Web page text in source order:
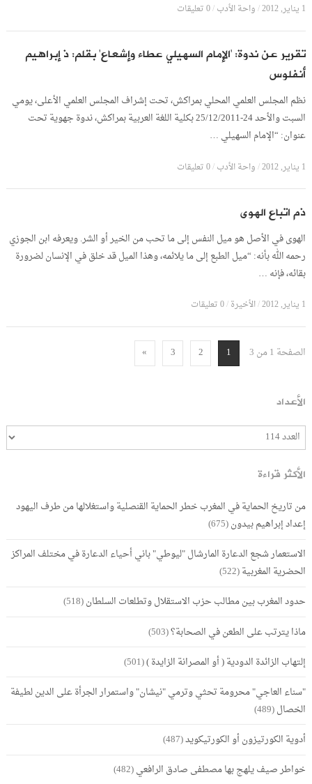
1 يناير, 2012 /واحة الأدب/0 تعليقات
تقرير عن ندوة: ‘الإمام السهيلي عطاء وإشعاع’ بقلم: ذ إبراهيم
أنفلوس
نظم المجلس العلمي المحلي بمراكش، تحت إشراف المجلس العلمي الأعلى، يومي
السبت والأحد 24-25/12/2011 بكلية اللغة العربية بمراكش، ندوة جهوية تحت
عنوان: “الإمام السهيلي …
1 يناير, 2012 /واحة الأدب/0 تعليقات
ذم اتباع الهوى
الهوى في الأصل هو ميل النفس إلى ما تحب من الخير أو الشر. ويعرفه ابن الجوزي
رحمه الله بأنه: “ميل الطبع إلى ما يلائمه، وهذا الميل قد خلق في الإنسان لضرورة
بقائه، فإنه …
1 يناير, 2012 /الأخيرة/0 تعليقات
الصفحة 1 من 3 1
2
3
»
الأعداد
الأكثر قراءة
من تاريخ الحماية في المغرب خطر الحماية القنصلية واستغلالها من طرف اليهود
إعداد إبراهيم بيدون(675)
الاستعمار شجع الدعارة المارشال "ليوطي" باني أحياء الدعارة في مختلف المراكز
الحضرية المغربية(522)
حدود المغرب بين مطالب حزب الاستقلال وتطلعات السلطان(518)
ماذا يترتب على الطعن في الصحابة؟(503)
إلتهاب الزائدة الدودية ( أو المصرانة الزايدة )(501)
"سناء العاجي" محرومة تحثي وترمي "نيشان" واستمرار الجرأة على الدين لطيفة
الخصال(489)
أدوية الكورتيزون أو الكورتيكويد(487)
خواطر صيف يلهج بها مصطفى صادق الرافعي(482)